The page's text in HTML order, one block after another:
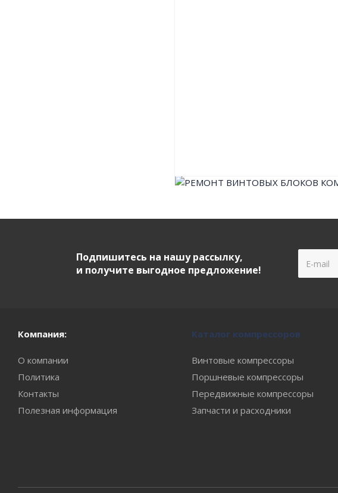
Подпишитесь на нашу рассылку,
и получите выгодное предложение!
Компания:
О компании
Политика
Контакты
Полезная информация
Каталог компрессоров
Винтовые компрессоры
Поршневые компрессоры
Передвижные компрессоры
Запчасти и расходники